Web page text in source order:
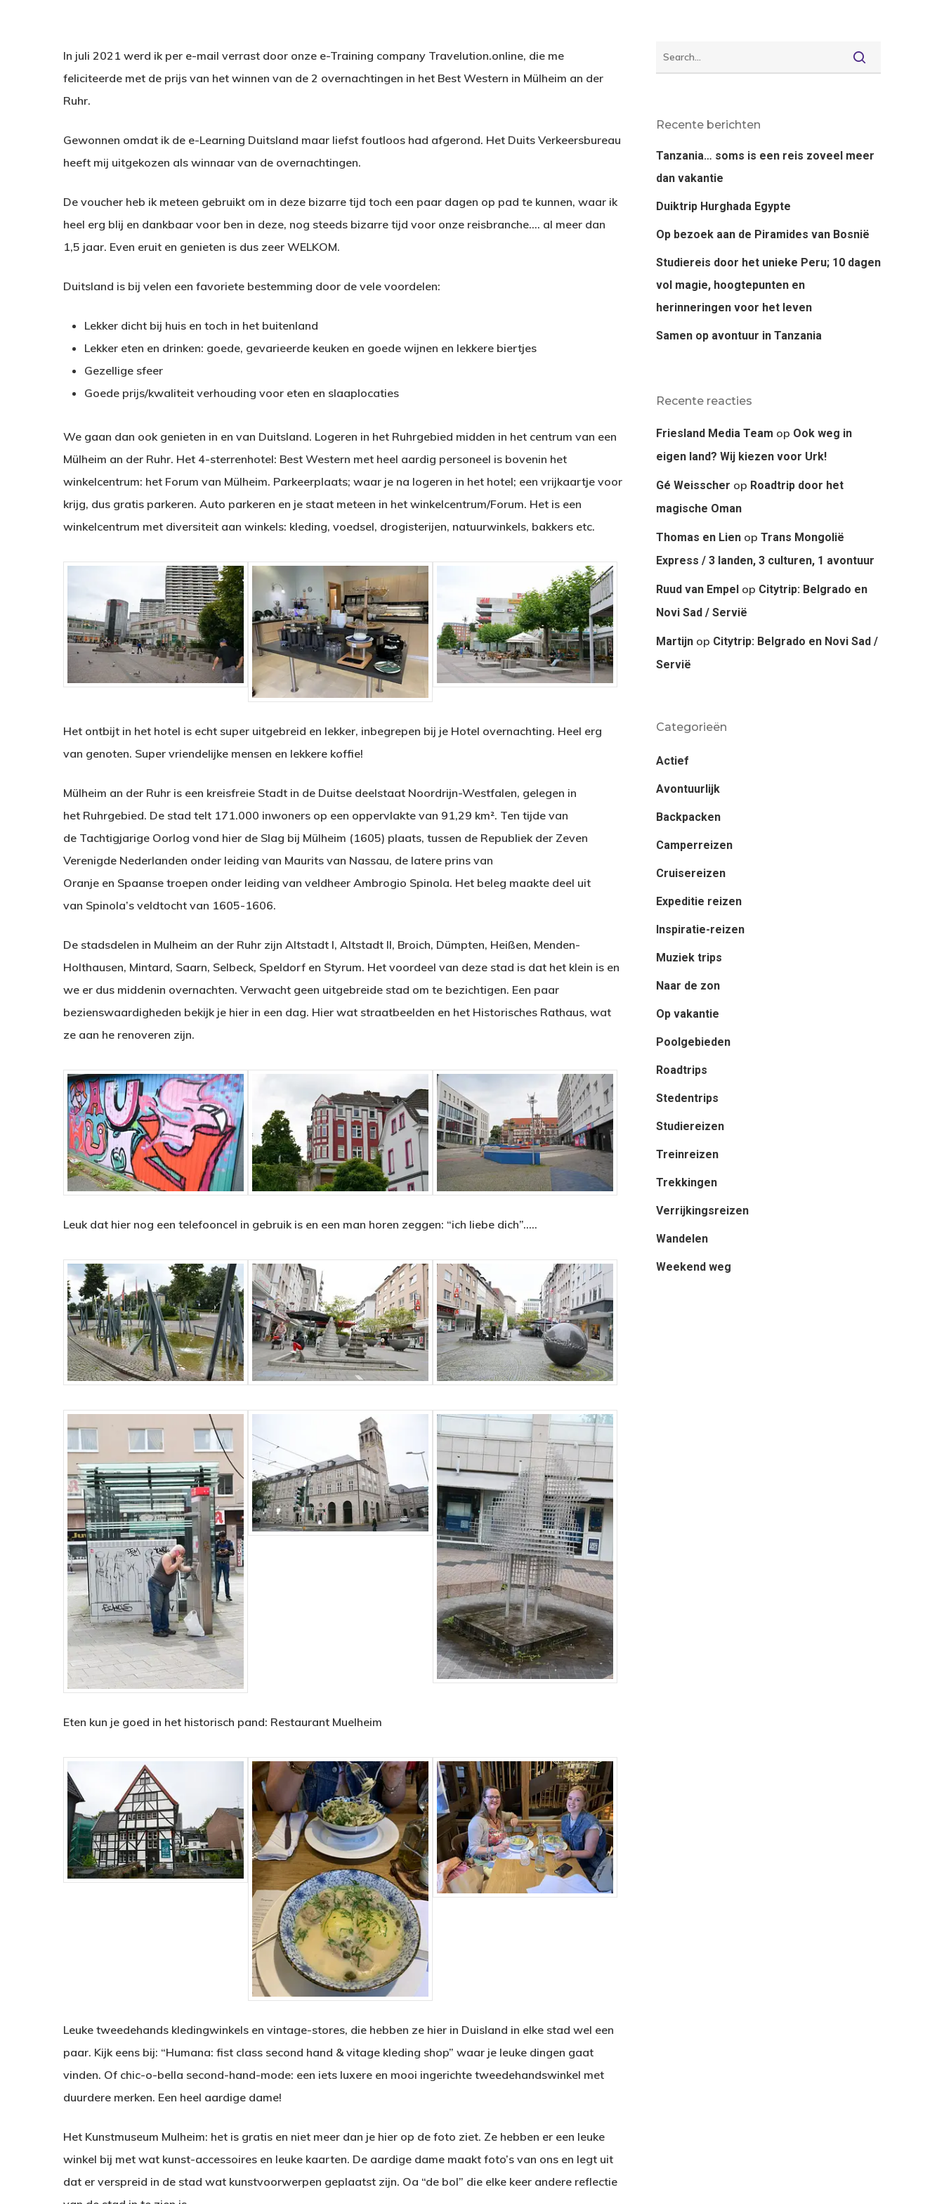
Hit enter to search or ESC to close
In juli 2021 werd ik per e-mail verrast door onze e-Training company Travelution.online, die me
feliciteerde met de prijs van het winnen van de 2 overnachtingen in het Best Western in Mülheim an der
Ruhr.
Gewonnen omdat ik de e-Learning Duitsland maar liefst foutloos had afgerond. Het Duits Verkeersbureau
heeft mij uitgekozen als winnaar van de overnachtingen.
De voucher heb ik meteen gebruikt om in deze bizarre tijd toch een paar dagen op pad te kunnen, waar ik
heel erg blij en dankbaar voor ben in deze, nog steeds bizarre tijd voor onze reisbranche…. al meer dan
1,5 jaar. Even eruit en genieten is dus zeer WELKOM.
Duitsland is bij velen een favoriete bestemming door de vele voordelen:
Lekker dicht bij huis en toch in het buitenland
Lekker eten en drinken: goede, gevarieerde keuken en goede wijnen en lekkere biertjes
Gezellige sfeer
Goede prijs/kwaliteit verhouding voor eten en slaaplocaties
We gaan dan ook genieten in en van Duitsland. Logeren in het Ruhrgebied midden in het centrum van een
Mülheim an der Ruhr. Het 4-sterrenhotel: Best Western met heel aardig personeel is bovenin het
winkelcentrum: het Forum van Mülheim. Parkeerplaats; waar je na logeren in het hotel; een vrijkaartje voor
krijg, dus gratis parkeren. Auto parkeren en je staat meteen in het winkelcentrum/Forum. Het is een
winkelcentrum met diversiteit aan winkels: kleding, voedsel, drogisterijen, natuurwinkels, bakkers etc.
Het ontbijt in het hotel is echt super uitgebreid en lekker, inbegrepen bij je Hotel overnachting. Heel erg
van genoten. Super vriendelijke mensen en lekkere koffie!
Mülheim an der Ruhr is een kreisfreie Stadt in de Duitse deelstaat Noordrijn-Westfalen, gelegen in
het Ruhrgebied. De stad telt 171.000 inwoners op een oppervlakte van 91,29 km². Ten tijde van
de Tachtigjarige Oorlog vond hier de Slag bij Mülheim (1605) plaats, tussen de Republiek der Zeven
Verenigde Nederlanden onder leiding van Maurits van Nassau, de latere prins van
Oranje en Spaanse troepen onder leiding van veldheer Ambrogio Spinola. Het beleg maakte deel uit
van Spinola’s veldtocht van 1605-1606.
De stadsdelen in Mulheim an der Ruhr zijn Altstadt I, Altstadt II, Broich, Dümpten, Heißen, Menden-
Holthausen, Mintard, Saarn, Selbeck, Speldorf en Styrum. Het voordeel van deze stad is dat het klein is en
we er dus middenin overnachten. Verwacht geen uitgebreide stad om te bezichtigen. Een paar
bezienswaardigheden bekijk je hier in een dag. Hier wat straatbeelden en het Historisches Rathaus, wat
ze aan he renoveren zijn.
Leuk dat hier nog een telefooncel in gebruik is en een man horen zeggen: “ich liebe dich”…..
Eten kun je goed in het historisch pand: Restaurant Muelheim
Leuke tweedehands kledingwinkels en vintage-stores, die hebben ze hier in Duisland in elke stad wel een
paar. Kijk eens bij: “Humana: fist class second hand & vitage kleding shop” waar je leuke dingen gaat
vinden. Of chic-o-bella second-hand-mode: een iets luxere en mooi ingerichte tweedehandswinkel met
duurdere merken. Een heel aardige dame!
Het Kunstmuseum Mulheim: het is gratis en niet meer dan je hier op de foto ziet. Ze hebben er een leuke
winkel bij met wat kunst-accessoires en leuke kaarten. De aardige dame maakt foto’s van ons en legt uit
dat er verspreid in de stad wat kunstvoorwerpen geplaatst zijn. Oa “de bol” die elke keer andere reflectie
Recente berichten
Tanzania… soms is een reis zoveel meer
dan vakantie
Duiktrip Hurghada Egypte
Op bezoek aan de Piramides van Bosnië
Studiereis door het unieke Peru; 10 dagen
vol magie, hoogtepunten en
herinneringen voor het leven
Samen op avontuur in Tanzania
Recente reacties
Friesland Media Team op Ook weg in
eigen land? Wij kiezen voor Urk!
Gé Weisscher op Roadtrip door het
magische Oman
Thomas en Lienop Trans Mongolië
Express / 3 landen, 3 culturen, 1 avontuur
Ruud van Empelop Citytrip: Belgrado en
Novi Sad / Servië
Martijnop Citytrip: Belgrado en Novi Sad /
Servië
Categorieën
Actief
Avontuurlijk
Backpacken
Camperreizen
Cruisereizen
Expeditie reizen
Inspiratie-reizen
Muziek trips
Naar de zon
Op vakantie
Poolgebieden
Roadtrips
Stedentrips
Studiereizen
Treinreizen
Trekkingen
Verrijkingsreizen
Wandelen
Weekend weg